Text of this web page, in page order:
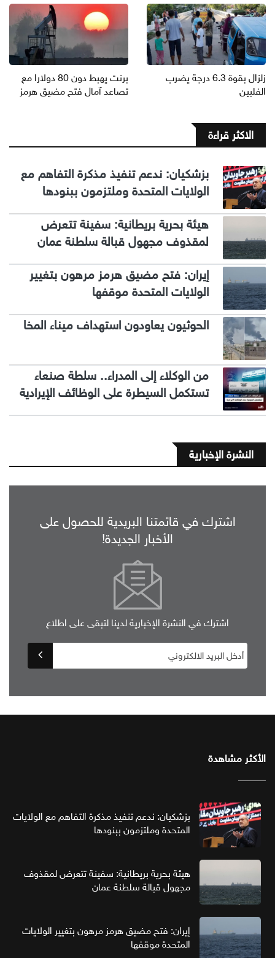
زلزال بقوة 6.3 درجة يضرب
الفلبين
برنت يهبط دون 80 دولارا مع
تصاعد آمال فتح مضيق هرمز
الاكثر قراءة
بزشكيان: ندعم تنفيذ مذكرة التفاهم مع
الولايات المتحدة وملتزمون ببنودها
هيئة بحرية بريطانية: سفينة تتعرض
لمقذوف مجهول قبالة سلطنة عمان
إيران: فتح مضيق هرمز مرهون بتغيير
الولايات المتحدة موقفها
الحوثيون يعاودون استهداف ميناء المخا
من الوكلاء إلى المدراء.. سلطة صنعاء
تستكمل السيطرة على الوظائف الإيرادية
النشرة الإخبارية
اشترك في قائمتنا البريدية للحصول على
الأخبار الجديدة!
اشترك في النشرة الإخبارية لدينا لتبقى على اطلاع
الأكثر مشاهدة
بزشكيان: ندعم تنفيذ مذكرة التفاهم مع الولايات
المتحدة وملتزمون ببنودها
هيئة بحرية بريطانية: سفينة تتعرض لمقذوف
مجهول قبالة سلطنة عمان
إيران: فتح مضيق هرمز مرهون بتغيير الولايات
المتحدة موقفها